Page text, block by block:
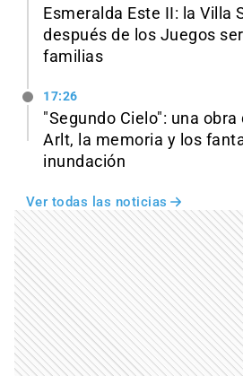
Esmeralda Este II: la Villa
después de los Juegos
familias
17:26
"Segundo Cielo": una
Arlt, la memoria y los
inundación
Ver todas las noticias